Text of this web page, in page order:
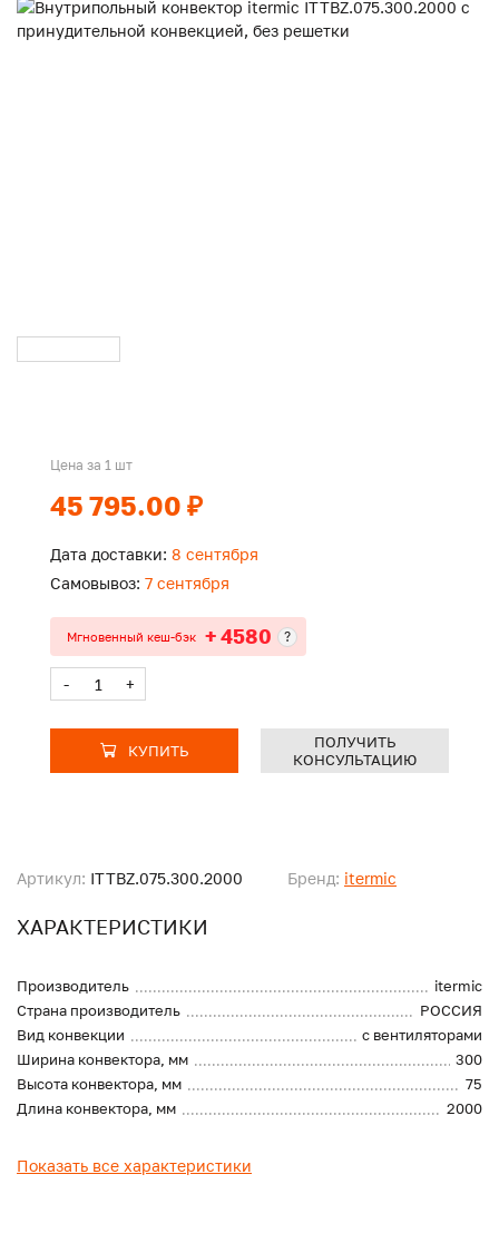
Артикул: ITTBZ.075.300.2000 Бренд: itermic
ХАРАКТЕРИСТИКИ
Производитель
itermic
Страна производитель
РОССИЯ
Вид конвекции
с вентиляторами
Ширина конвектора, мм
300
Высота конвектора, мм
75
Длина конвектора, мм
2000
Показать все характеристики
Цена за 1 шт
45 795.00 ₽
Дата доставки: 8 сентября
Самовывоз: 7 сентября
Мгновенный кеш-бэк + 4580 ?
- +
КУПИТЬ
ПОЛУЧИТЬ
КОНСУЛЬТАЦИЮ